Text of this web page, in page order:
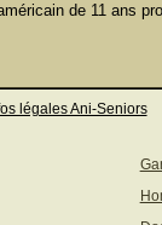
de 11 ans
légales Ani-Seniors